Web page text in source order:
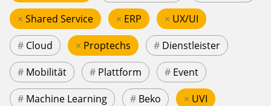
× Shared Service × ERP × UX/UI
# Cloud × Proptechs # Dienstleister
# Mobilität # Plattform # Event
# Machine Learning # Beko × UVI